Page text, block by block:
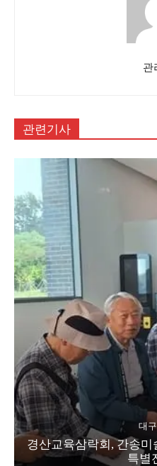
관
관련기사
대
경산교육삼락회, 간송미
특별